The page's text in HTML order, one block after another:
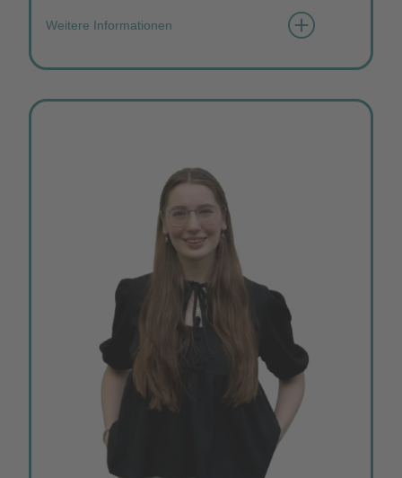
Weitere Informationen
Wie würden Sie sich mit 3 Wörtern
Was ist Ihre Motivation für den Posten?
Menschen miteinander verbinden und
spannende Projekte entstehen lassen.
Was möchten Sie mit dem Verein erreichen?
Den Standort Technologiepark als
Aushängeschild für das Land Bremen
weiterentwickeln.